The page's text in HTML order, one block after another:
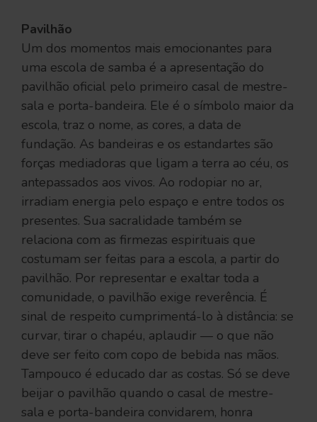
Pavilhão
Um dos momentos mais emocionantes para
uma escola de samba é a apresentação do
pavilhão oficial pelo primeiro casal de mestre-
sala e porta-bandeira. Ele é o símbolo maior da
escola, traz o nome, as cores, a data de
fundação. As bandeiras e os estandartes são
forças mediadoras que ligam a terra ao céu, os
antepassados aos vivos. Ao rodopiar no ar,
irradiam energia pelo espaço e entre todos os
presentes. Sua sacralidade também se
relaciona com as firmezas espirituais que
costumam ser feitas para a escola, a partir do
pavilhão. Por representar e exaltar toda a
comunidade, o pavilhão exige reverência. É
sinal de respeito cumprimentá-lo à distância: se
curvar, tirar o chapéu, aplaudir — o que não
deve ser feito com copo de bebida nas mãos.
Tampouco é educado dar as costas. Só se deve
beijar o pavilhão quando o casal de mestre-
sala e porta-bandeira convidarem, honra